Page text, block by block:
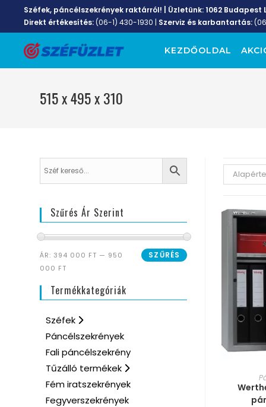
Széfek, páncélszekrények raktárról! | Üzletünk:1062 Budapest
Direkt értékesítés:(06-1) 430-1930 | Szerviz és karbantartás:
KEZDŐOLDAL
515 x 495 x 310
Szűrés Ár Szerint
SZŰRÉS
ÁR: 394 000 FT — 950
000 FT
Termékkategóriák
Széfek
Páncélszekrények
Fali páncélszekrény
Tűzálló termékek
Fém iratszekrények
Fegyverszekrények